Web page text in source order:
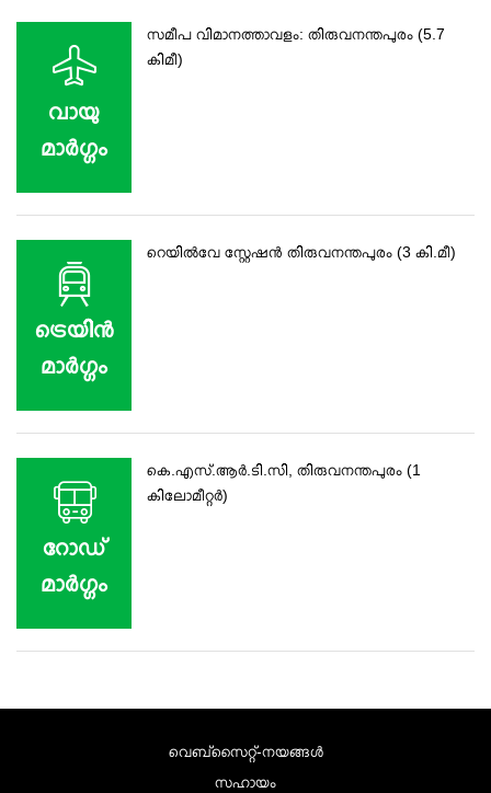
വായു
മാര്‍ഗ്ഗം
സമീപ വിമാനത്താവളം: തിരുവനന്തപുരം (5.7
കിമീ)
ട്രെയിന്‍
മാര്‍ഗ്ഗം
റെയില്‍വേ സ്റ്റേഷൻ തിരുവനന്തപുരം (3 കി.മീ)
റോഡ്‌
മാര്‍ഗ്ഗം
കെ.എസ്.ആർ.ടി.സി, തിരുവനന്തപുരം (1
കിലോമീറ്റർ)
വെബ്സൈറ്റ്-നയങ്ങള്‍
സഹായം